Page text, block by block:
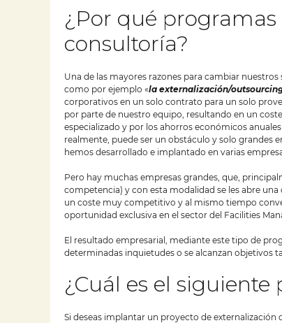
¿Por qué
consultoría?
Una de las mayores razones para cambiar
como por ejemplo «la externalización/
corporativos en un solo contrato para un solo
por parte de nuestro equipo, resultando en un
especializado y por los ahorros económicos
realmente, puede ser un obstáculo y solo grandes
hemos desarrollado e implantado en varias
Pero hay muchas empresas grandes, que,
competencia) y con esta modalidad se les abre
un coste muy competitivo y al mismo tiempo
oportunidad exclusiva en el sector del Facilities
El resultado empresarial, mediante este tipo de
determinadas inquietudes o se alcanzan objetivos
¿Cuál es el siguiente
Si deseas implantar un proyecto de